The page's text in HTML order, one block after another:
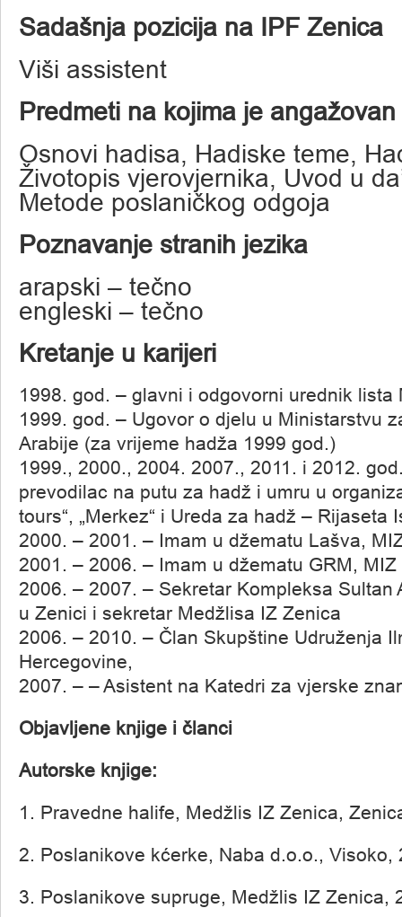
Sadašnja pozicija na IPF Zenica
Viši assistent
Predmeti na kojima je angažovan
Osnovi hadisa, Hadiske teme,
Životopis vjerovjernika, Uvod u
Metode poslaničkog odgoja
Poznavanje stranih jezika
arapski – tečno
engleski – tečno
Kretanje u karijeri
1998. god. – glavni i odgovorni urednik lista
1999. god. – Ugovor o djelu u Ministarstvu
Arabije (za vrijeme hadža 1999 god.)
1999., 2000., 2004. 2007., 2011. i 2012.
prevodilac na putu za hadž i umru u
tours“, „Merkez“ i Ureda za hadž – Rijaseta
2000. – 2001. – Imam u džematu Lašva,
2001. – 2006. – Imam u džematu GRM, MIZ
2006. – 2007. – Sekretar Kompleksa Sultan
u Zenici i sekretar Medžlisa IZ Zenica
2006. – 2010. – Član Skupštine Udruženja
Hercegovine,
2007. – – Asistent na Katedri za vjerske
Objavljene knjige i članci
Autorske knjige:
1. Pravedne halife, Medžlis IZ Zenica,
2. Poslanikove kćerke, Naba d.o.o., Visoko,
3. Poslanikove supruge, Medžlis IZ Zenica,